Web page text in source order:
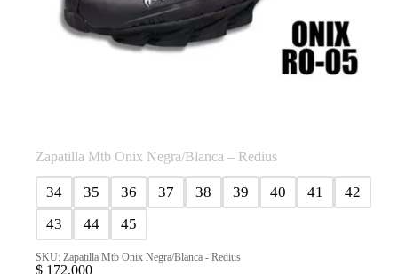
Zapatilla Mtb Onix Negra/Blanca – Redius
34 35 36 37 38 39 40 41
42
43
44 45
SKU: Zapatilla Mtb Onix Negra/Blanca - Redius
$ 172.000